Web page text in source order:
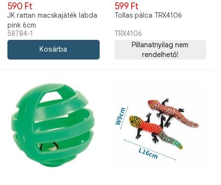
590 Ft
JK rattan macskajáték labda
pink 6cm
58784-1
599 Ft
Tollas pálca TRX4106
TRX4106
Pillanatnyilag nem
rendelhető!